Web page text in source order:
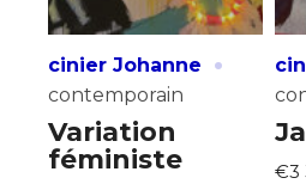
cinier Johanne ·
contemporain
Variation
féministe
€3